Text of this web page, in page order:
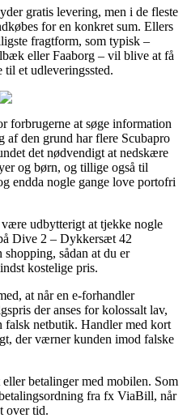
gratis levering, men i de fleste
for en konkret sum. Ellers
fragtform, som typisk –
eller Faaborg – vil blive at få
et udleveringssted.
forbrugerne at søge information
af den grund har flere Scubapro
det nødvendigt at nedskære
og børn, og tillige også til
endda nogle gange love portofri
udbytterigt at tjekke nogle
Dive 2 – Dykkersæt 42
sådan at du er
kostelige pris.
at når en e-forhandler
der anses for kolossalt lav,
falsk netbutik. Handler med kort
der værner kunden imod falske
betalinger med mobilen. Som
fra fx ViaBill, når
over tid.